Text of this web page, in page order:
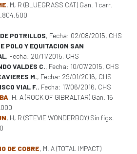
, M, R (BLUEGRASS CAT) Gan. 1 carr.
POTRILLOS, Fecha: 02/08/2015, CHS
POLO Y EQUITACION SAN
, Fecha: 20/11/2015, CHS
VALDES C., Fecha: 10/07/2015, CHS
M., Fecha: 29/01/2016, CHS
VIAL F., Fecha: 17/06/2016, CHS
, H, A (ROCK OF GIBRALTAR) Gan. 16
, H, R (STEVIE WONDERBOY) Sin figs.
DE COBRE, M, A (TOTAL IMPACT)